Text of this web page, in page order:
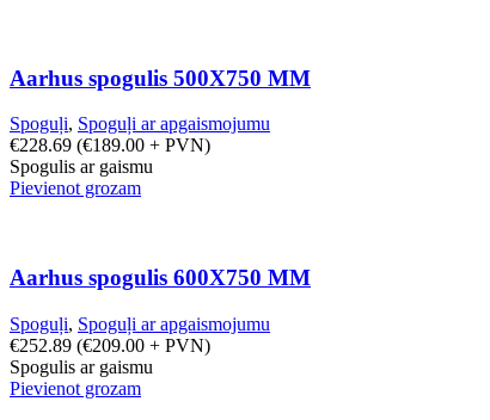
Aarhus spogulis 500X750 MM
Spoguļi, Spoguļi ar apgaismojumu
€228.69 (€189.00 + PVN)
Spogulis ar gaismu
Pievienot grozam
Aarhus spogulis 600X750 MM
Spoguļi, Spoguļi ar apgaismojumu
€252.89 (€209.00 + PVN)
Spogulis ar gaismu
Pievienot grozam